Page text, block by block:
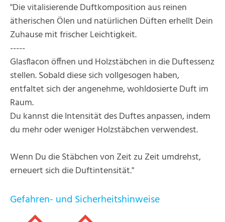
"Die vitalisierende Duftkomposition aus reinen
ätherischen Ölen und natürlichen Düften erhellt Dein
Zuhause mit frischer Leichtigkeit.
-----
Glasflacon öffnen und Holzstäbchen in die Duftessenz
stellen. Sobald diese sich vollgesogen haben,
entfaltet sich der angenehme, wohldosierte Duft im
Raum.
Du kannst die Intensität des Duftes anpassen, indem
du mehr oder weniger Holzstäbchen verwendest.
Wenn Du die Stäbchen von Zeit zu Zeit umdrehst,
erneuert sich die Duftintensität."
Gefahren- und Sicherheitshinweise